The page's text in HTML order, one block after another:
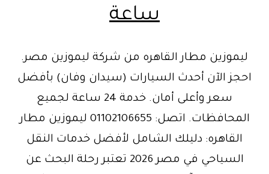
ساعة
ليموزين مطار القاهره من شركة ليموزين مصر.
احجز الآن أحدث السيارات (سيدان وفان) بأفضل
سعر وأعلى أمان. خدمة 24 ساعة لجميع
المحافظات. اتصل: 01102106655 ليموزين مطار
القاهره: دليلك الشامل لأفضل خدمات النقل
السياحي في مصر 2026 تعتبر رحلة البحث عن